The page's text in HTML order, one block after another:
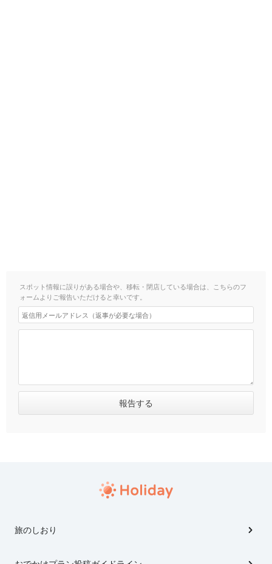
スポット情報に誤りがある場合や、移転・閉店している場合は、こちらのフ
ォームよりご報告いただけると幸いです。
旅のしおり